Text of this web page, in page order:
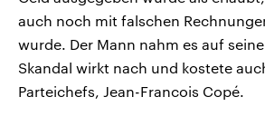
auch noch mit falschen
wurde. Der Mann nahm es auf
Skandal wirkt nach und kostete
Parteichefs, Jean-Francois Copé.